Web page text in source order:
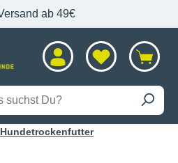
ab 49€
Hundetrockenfutter